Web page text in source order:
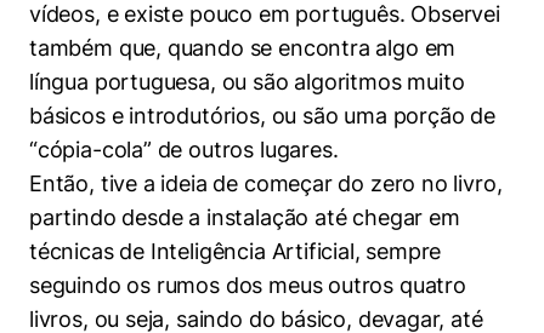
vídeos, e existe pouco em português. Observei
também que, quando se encontra algo em
língua portuguesa, ou são algoritmos muito
básicos e introdutórios, ou são uma porção de
“cópia-cola” de outros lugares.
Então, tive a ideia de começar do zero no livro,
partindo desde a instalação até chegar em
técnicas de Inteligência Artificial, sempre
seguindo os rumos dos meus outros quatro
livros, ou seja, saindo do básico, devagar, até